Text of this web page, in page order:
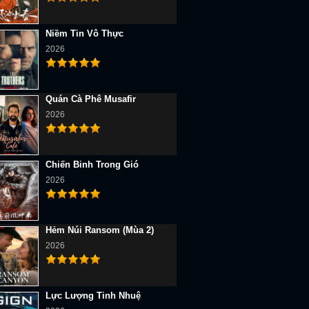
Niềm Tin Vô Thực
2026
Quán Cà Phê Musafir
2026
Chiến Binh Trong Gió
2026
Hẻm Núi Ransom (Mùa 2)
2026
Lực Lượng Tinh Nhuệ